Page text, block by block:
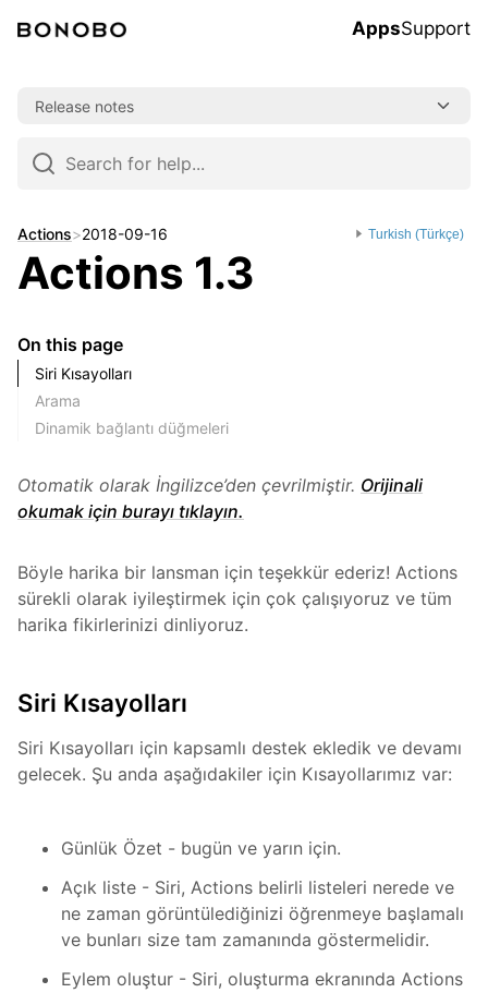
AppsSupport
Release notes
Skip
to
Actions>2018-09-16 Turkish (Türkçe)
Actions 1.3
On this page
Siri Kısayolları
Arama
Dinamik bağlantı düğmeleri
Otomatik olarak İngilizce’den çevrilmiştir. Orijinali
okumak için burayı tıklayın.
Böyle harika bir lansman için teşekkür ederiz! Actions
sürekli olarak iyileştirmek için çok çalışıyoruz ve tüm
harika fikirlerinizi dinliyoruz.
Siri Kısayolları
Siri Kısayolları için kapsamlı destek ekledik ve devamı
gelecek. Şu anda aşağıdakiler için Kısayollarımız var:
Günlük Özet - bugün ve yarın için.
Açık liste - Siri, Actions belirli listeleri nerede ve
ne zaman görüntülediğinizi öğrenmeye başlamalı
ve bunları size tam zamanında göstermelidir.
Eylem oluştur - Siri, oluşturma ekranında Actions